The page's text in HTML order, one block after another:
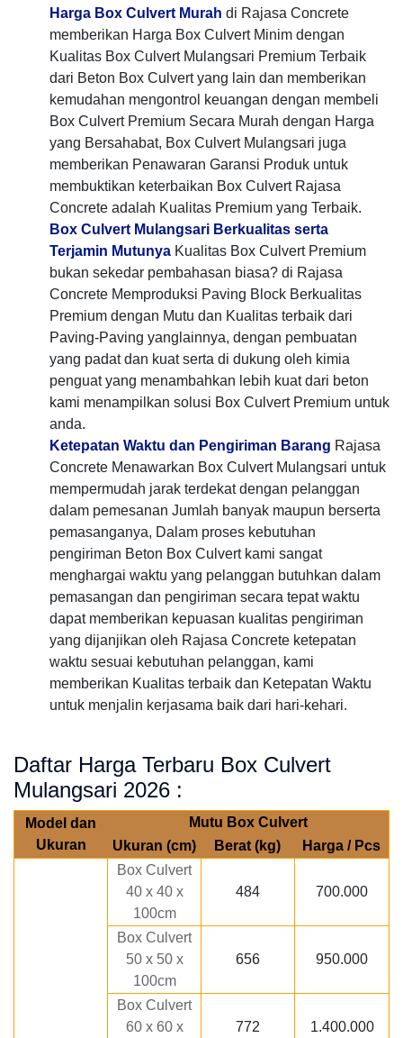
Harga Box Culvert Murah di Rajasa Concrete
memberikan Harga Box Culvert Minim dengan
Kualitas Box Culvert Mulangsari Premium Terbaik
dari Beton Box Culvert yang lain dan memberikan
kemudahan mengontrol keuangan dengan membeli
Box Culvert Premium Secara Murah dengan Harga
yang Bersahabat, Box Culvert Mulangsari juga
memberikan Penawaran Garansi Produk untuk
membuktikan keterbaikan Box Culvert Rajasa
Concrete adalah Kualitas Premium yang Terbaik.
Box Culvert Mulangsari Berkualitas serta
Terjamin Mutunya Kualitas Box Culvert Premium
bukan sekedar pembahasan biasa? di Rajasa
Concrete Memproduksi Paving Block Berkualitas
Premium dengan Mutu dan Kualitas terbaik dari
Paving-Paving yanglainnya, dengan pembuatan
yang padat dan kuat serta di dukung oleh kimia
penguat yang menambahkan lebih kuat dari beton
kami menampilkan solusi Box Culvert Premium untuk
anda.
Ketepatan Waktu dan Pengiriman Barang Rajasa
Concrete Menawarkan Box Culvert Mulangsari untuk
mempermudah jarak terdekat dengan pelanggan
dalam pemesanan Jumlah banyak maupun berserta
pemasanganya, Dalam proses kebutuhan
pengiriman Beton Box Culvert kami sangat
menghargai waktu yang pelanggan butuhkan dalam
pemasangan dan pengiriman secara tepat waktu
dapat memberikan kepuasan kualitas pengiriman
yang dijanjikan oleh Rajasa Concrete ketepatan
waktu sesuai kebutuhan pelanggan, kami
memberikan Kualitas terbaik dan Ketepatan Waktu
untuk menjalin kerjasama baik dari hari-kehari.
Daftar Harga Terbaru Box Culvert
Mulangsari 2026 :
Model dan
Ukuran
Mutu Box Culvert
Ukuran (cm)
Berat (kg)
Harga / Pcs
Box Culvert
40 x 40 x
100cm
484 700.000
Box Culvert
50 x 50 x
100cm
656 950.000
Box Culvert
60 x 60 x
772 1.400.000